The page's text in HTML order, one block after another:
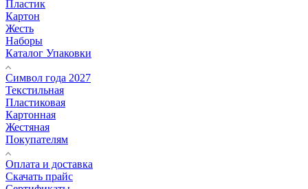
Пластик
Картон
Жесть
Наборы
Каталог Упаковки
Символ года 2027
Текстильная
Пластиковая
Картонная
Жестяная
Покупателям
Оплата и доставка
Скачать прайс